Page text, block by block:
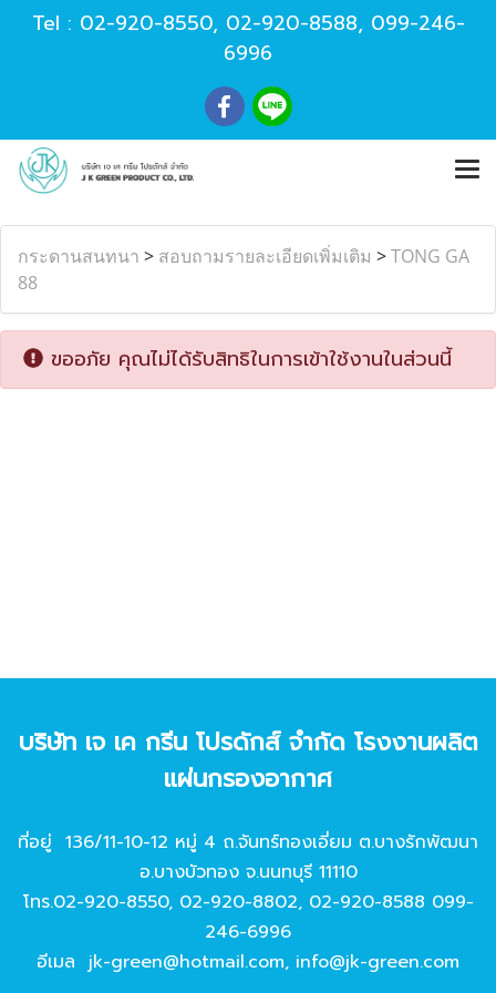
Tel : 02-920-8550, 02-920-8588, 099-246-
6996
กระดานสนทนา > สอบถามรายละเอียดเพิ่มเติม >TONG GA
88
ขออภัย คุณไม่ได้รับสิทธิในการเข้าใช้งานในส่วนนี้
บริษัท เจ เค กรีน โปรดักส์ จํากัด โรงงานผลิต
แผ่นกรองอากาศ
ที่อยู่ 136/11-10-12 หมู่ 4 ถ.จันทร์ทองเอี่ยม ต.บางรักพัฒนา
อ.บางบัวทอง จ.นนทบุรี 11110
โทร.02-920-8550, 02-920-8802, 02-920-8588 099-
246-6996
อีเมล jk-green@hotmail.com, info@jk-green.com